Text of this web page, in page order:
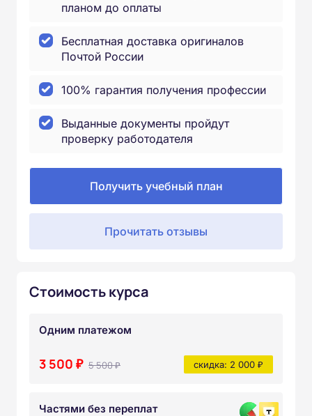
планом до оплаты
Бесплатная доставка оригиналов
Почтой России
100% гарантия получения профессии
Выданные документы пройдут
проверку работодателя
Получить учебный план
Прочитать отзывы
Стоимость курса
Одним платежом
3 500 ₽ 5 500 ₽ скидка: 2 000 ₽
Частями без переплат